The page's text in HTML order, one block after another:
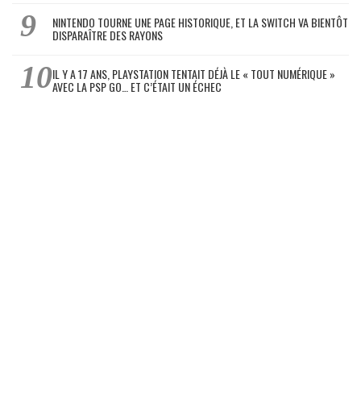
NINTENDO TOURNE UNE PAGE HISTORIQUE, ET LA SWITCH VA BIENTÔT
DISPARAÎTRE DES RAYONS
IL Y A 17 ANS, PLAYSTATION TENTAIT DÉJÀ LE « TOUT NUMÉRIQUE »
AVEC LA PSP GO… ET C’ÉTAIT UN ÉCHEC